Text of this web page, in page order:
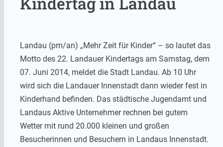
Landau (pm/an) „Mehr Zeit für Kinder“ – so lautet das
Motto des 22. Landauer Kindertags am Samstag, dem
07. Juni 2014, meldet die Stadt Landau. Ab 10 Uhr
wird sich die Landauer Innenstadt dann wieder fest in
Kinderhand befinden. Das städtische Jugendamt und
Landaus Aktive Unternehmer rechnen bei gutem
Wetter mit rund 20.000 kleinen und großen
Besucherinnen und Besuchern in Landaus Innenstadt.